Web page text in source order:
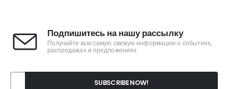
Подпишитесь на нашу рассылку
Получайте всю самую свежую информацию о событиях,
распродажах и предложениях.